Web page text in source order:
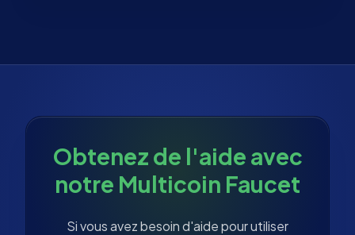
Obtenez de l'aide avec
notre Multicoin Faucet
Si vous avez besoin d'aide pour utiliser